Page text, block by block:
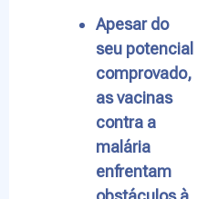
Apesar do
seu potencial
comprovado,
as vacinas
contra a
malária
enfrentam